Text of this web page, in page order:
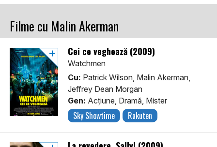
Filme cu Malin Akerman
Cei ce veghează (2009)
Watchmen
Cu: Patrick Wilson, Malin Akerman,
Jeffrey Dean Morgan
Gen: Acţiune, Dramă, Mister
Sky Showtime Rakuten